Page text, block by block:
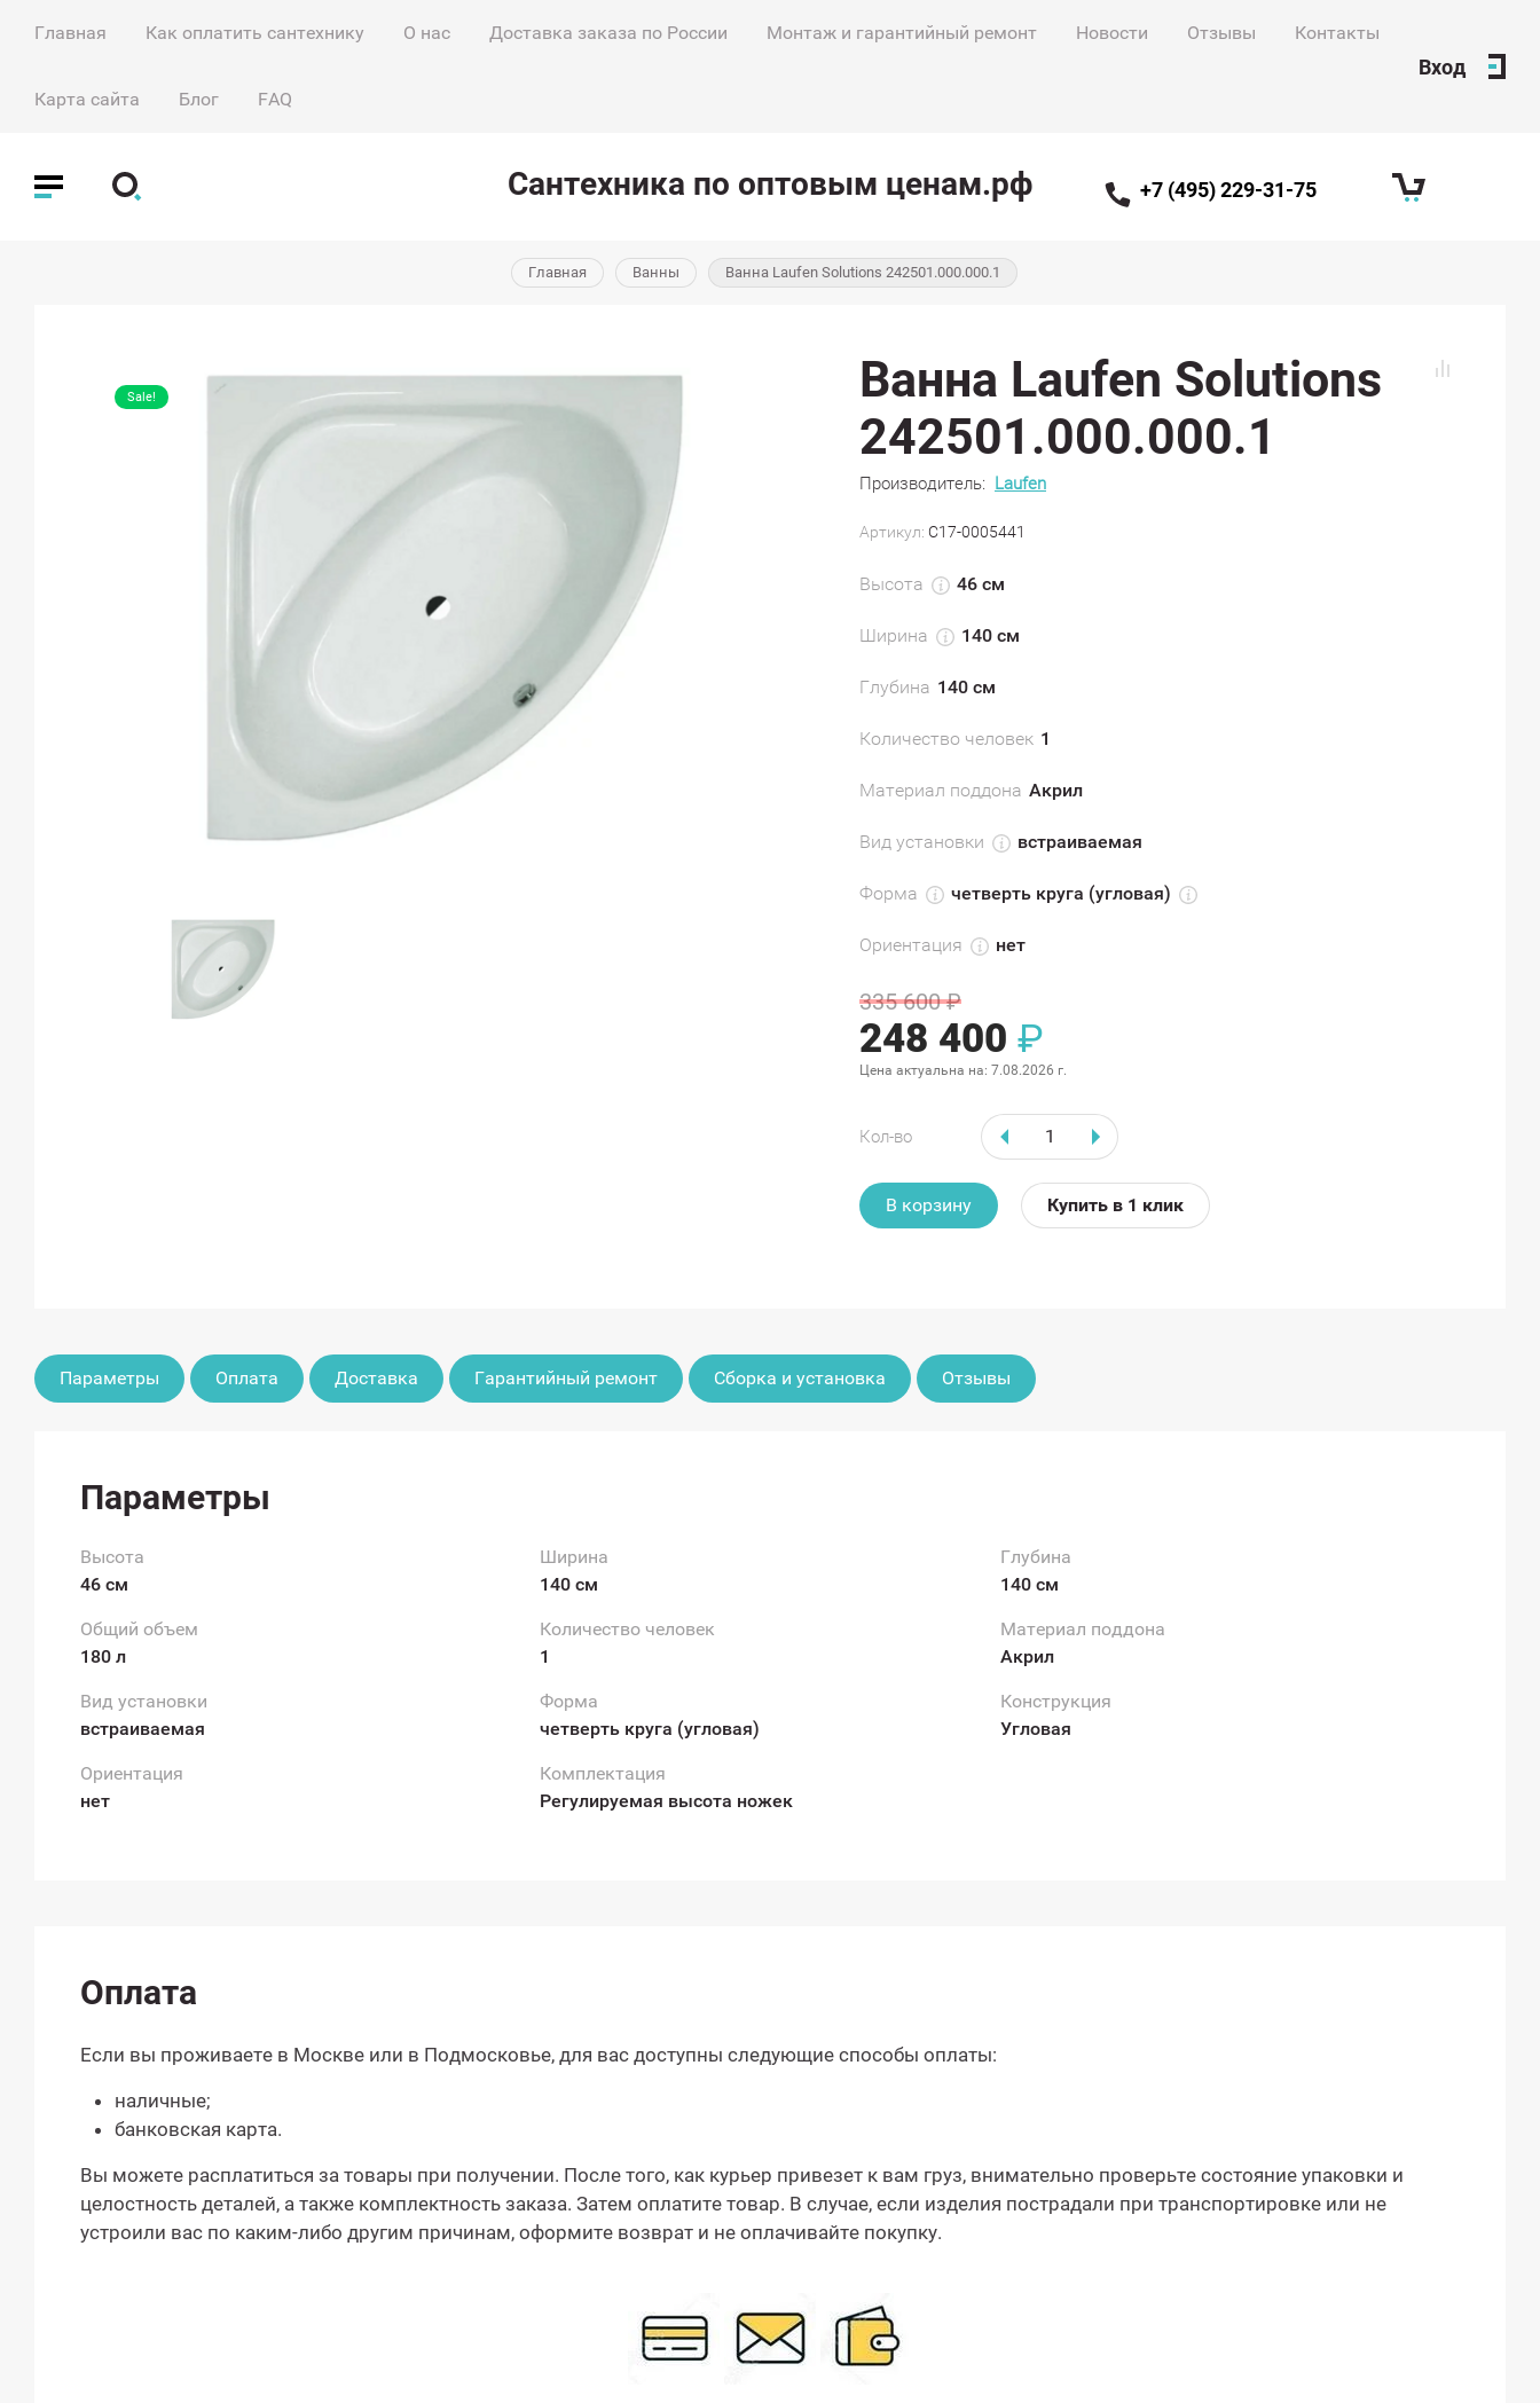
Главная Как оплатить сантехнику О нас Доставка заказа по России Монтаж и гарантийный ремонт Новости Отзывы Контакты
Карта сайта Блог FAQ
Вход
Сантехника по оптовым ценам.рф +7 (495) 229-31-75
Главная Ванны Ванна Laufen Solutions 242501.000.000.1
Sale!
Ванна Laufen Solutions
242501.000.000.1
Производитель: Laufen
Артикул: С17-0005441
Высота 46 см
Ширина 140 см
Глубина 140 см
Количество человек 1
Материал поддона Акрил
Вид установки встраиваемая
Форма четверть круга (угловая)
Ориентация нет
335 600 ₽
248 400 ₽
Цена актуальна на: 7.08.2026 г.
Кол-во
В корзину Купить в 1 клик
Параметры Оплата Доставка Гарантийный ремонт Сборка и установка Отзывы
Параметры
Высота
46 см
Ширина
140 см
Глубина
140 см
Общий объем
180 л
Количество человек
1
Материал поддона
Акрил
Вид установки
встраиваемая
Форма
четверть круга (угловая)
Конструкция
Угловая
Ориентация
нет
Комплектация
Регулируемая высота ножек
Оплата
Если вы проживаете в Москве или в Подмосковье, для вас доступны следующие способы оплаты:
наличные;
банковская карта.
Вы можете расплатиться за товары при получении. После того, как курьер привезет к вам груз, внимательно проверьте состояние упаковки и
целостность деталей, а также комплектность заказа. Затем оплатите товар. В случае, если изделия пострадали при транспортировке или не
устроили вас по каким-либо другим причинам, оформите возврат и не оплачивайте покупку.